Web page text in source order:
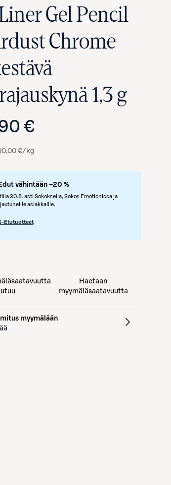
Gel Pencil
Chrome
1,3 g
€
€/kg
vähintään –20 %
30.8. asti Sokoksella, Sokos Emotionissa ja
asiakkaille.
Etutuotteet
Haetaan
myymäläsaatavuutta
myymälään